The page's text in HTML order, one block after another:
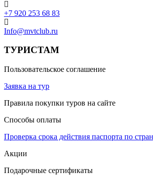
+7 920 253 68 83
Info@mvtclub.ru
ТУРИСТАМ
Пользовательское соглашение
Заявка на тур
Правила покупки туров на сайте
Способы оплаты
Проверка срока действия паспорта по
Акции
Подарочные сертификаты